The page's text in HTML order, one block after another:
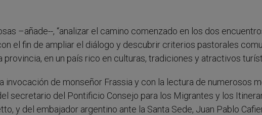
–añade--, “analizar el camino comenzado en los dos
el fin de ampliar el diálogo y descubrir criterios pastorales
en un país rico en culturas, tradiciones y atractivos
invocación de monseñor Frassia y con la lectura de numerosos
secretario del Pontificio Consejo para los Migrantes y los
y del embajador argentino ante la Santa Sede, Juan Pablo